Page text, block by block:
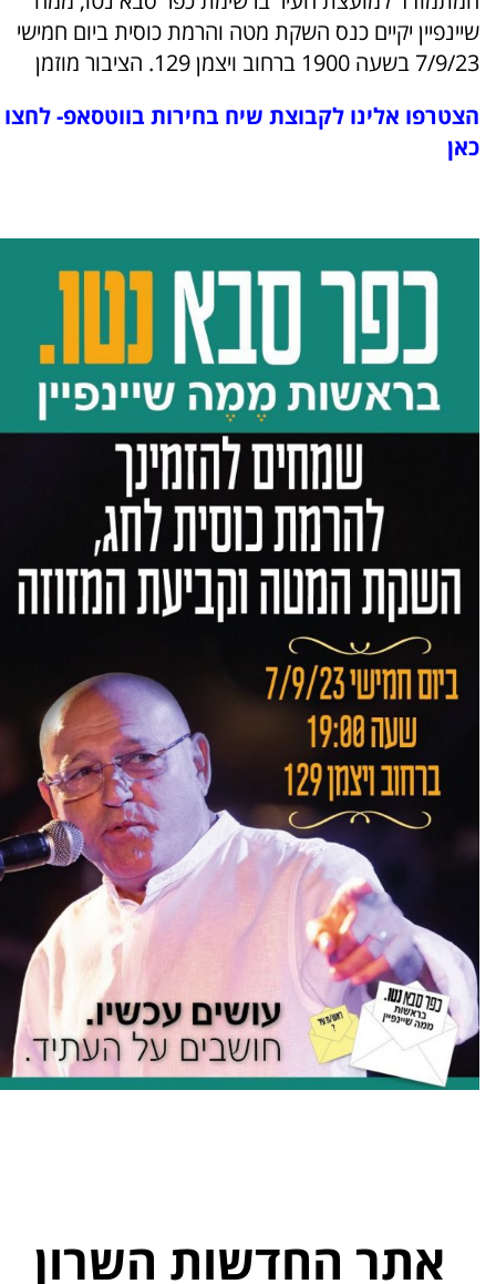
שיינפיין יקיים כנס השקת מטה והרמת כוסית ביום חמישי
7/9/23 בשעה 1900 ברחוב ויצמן 129. הציבור מוזמן
הצטרפו אלינו לקבוצת שיח בחירות בווטסאפ- לחצו
כאן
אתר החדשות השרון